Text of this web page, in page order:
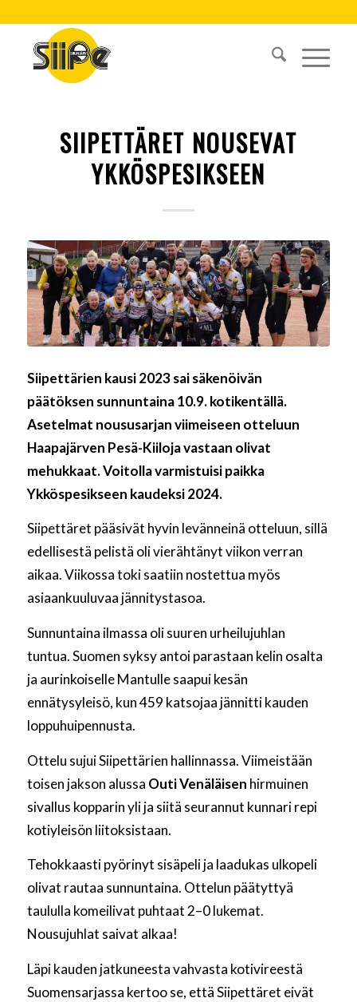
SIIPETTÄRET NOUSEVAT
YKKÖSPESIKSEEN
Siipettärien kausi 2023 sai säkenöivän
päätöksen sunnuntaina 10.9. kotikentällä.
Asetelmat noususarjan viimeiseen otteluun
Haapajärven Pesä-Kiiloja vastaan olivat
mehukkaat. Voitolla varmistuisi paikka
Ykköspesikseen kaudeksi 2024.
Siipettäret pääsivät hyvin levänneinä otteluun, sillä
edellisestä pelistä oli vierähtänyt viikon verran
aikaa. Viikossa toki saatiin nostettua myös
asiaankuuluvaa jännitystasoa.
Sunnuntaina ilmassa oli suuren urheilujuhlan
tuntua. Suomen syksy antoi parastaan kelin osalta
ja aurinkoiselle Mantulle saapui kesän
ennätysyleisö, kun 459 katsojaa jännitti kauden
loppuhuipennusta.
Ottelu sujui Siipettärien hallinnassa. Viimeistään
toisen jakson alussa Outi Venäläisen hirmuinen
sivallus kopparin yli ja siitä seurannut kunnari repi
kotiyleisön liitoksistaan.
Tehokkaasti pyörinyt sisäpeli ja laadukas ulkopeli
olivat rautaa sunnuntaina. Ottelun päätyttyä
taululla komeilivat puhtaat 2–0 lukemat.
Nousujuhlat saivat alkaa!
Läpi kauden jatkuneesta vahvasta kotivireestä
Suomensarjassa kertoo se, että Siipettäret eivät